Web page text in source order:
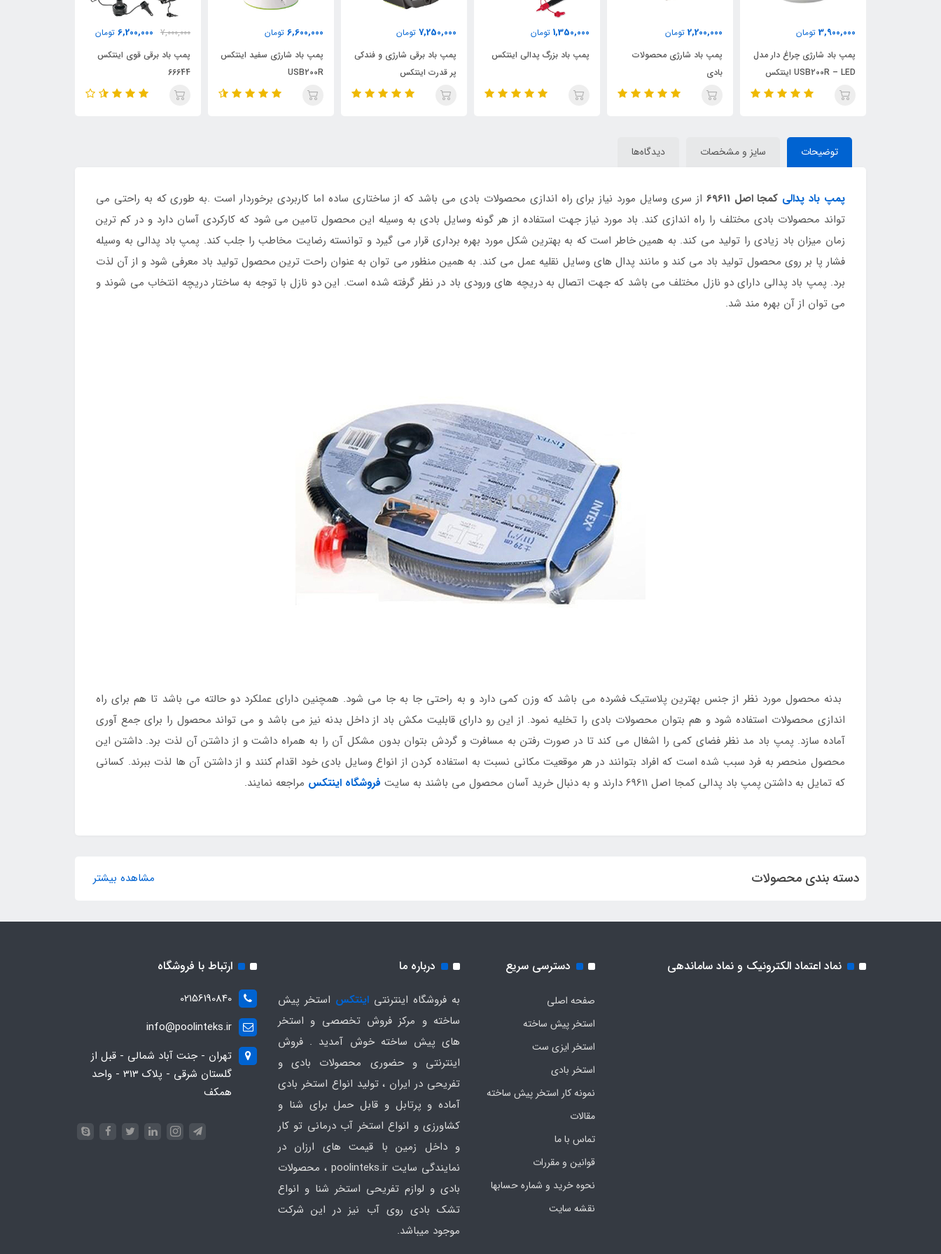
2,200,000 تومان
پمپ باد شارژی محصولات
بادی
1,350,000 تومان
پمپ باد بزرگ پدالی اینتکس
7,250,000 تومان
پمپ باد برقی شارژی و فندکی
6,600,000 تومان
پمپ باد شارژی سفید اینتکس
USB200R
7,000,000
6,200,000
پمپ باد برقی قوی اینتکس
66644
350,000 تومان
پمپ باد دستی تک حالته
اینتکس 69613
توضیحات سایز و مشخصات دیدگاه‌ها
پمپ باد پدالی کمجا اصل 69611
از سری وسایل مورد نیاز برای راه اندازی محصولات بادی می باشد که از ساختاری ساده اما کاربردی برخوردار است .به طوری که به راحتی می
تواند محصولات بادی مختلف را راه اندازی کند. باد مورد نیاز جهت استفاده از هر گونه وسایل بادی به وسیله این محصول تامین می شود که کارکردی آسان دارد و در کم ترین
زمان میزان باد زیادی را تولید می کند. به همین خاطر است که به بهترین شکل مورد بهره برداری قرار می گیرد و توانسته رضایت مخاطب را جلب کند. پمپ باد پدالی به وسیله
فشار پا بر روی محصول تولید باد می کند و مانند پدال های وسایل نقلیه عمل می کند. به همین منظور می توان به عنوان راحت ترین محصول تولید باد معرفی شود و از آن لذت
برد. پمپ باد پدالی دارای دو نازل مختلف می باشد که جهت اتصال به دریچه های ورودی باد در نظر گرفته شده است. این دو نازل با توجه به ساختار دریچه انتخاب می شوند و
می توان از آن بهره مند شد.
بدنه محصول مورد نظر از جنس بهترین پلاستیک فشرده می باشد که وزن کمی دارد و به راحتی جا به جا می شود. همچنین دارای عملکرد دو حالته می باشد تا هم برای راه
اندازی محصولات استفاده شود و هم بتوان محصولات بادی را تخلیه نمود. از این رو دارای قابلیت مکش باد از داخل بدنه نیز می باشد و می تواند محصول را برای جمع آوری
آماده سازد. پمپ باد مد نظر فضای کمی را اشغال می کند تا در صورت رفتن به مسافرت و گردش بتوان بدون مشکل آن را به همراه داشت و از داشتن آن لذت برد. داشتن این
محصول منحصر به فرد سبب شده است که افراد بتوانند در هر موقعیت مکانی نسبت به استفاده کردن از انواع وسایل بادی خود اقدام کنند و از داشتن آن ها لذت ببرند. کسانی
که تمایل به داشتن پمپ باد پدالی کمجا اصل 69611 دارند و به دنبال خرید آسان محصول می باشند به سایت
فروشگاه اینتکس مراجعه نمایند.
دسته بندی محصولات مشاهده بیشتر
نماد اعتماد الکترونیک و نماد ساماندهی دسترسی سریع
صفحه اصلی
استخر پیش ساخته
استخر ایزی ست
استخر بادی
نمونه کار استخر پیش ساخته
مقالات
تماس با ما
قوانین و مقررات
نحوه خرید و شماره حسابها
نقشه سایت
درباره ما
به فروشگاه اینترنتی اینتکس استخر پیش
ساخته و مرکز فروش تخصصی و استخر
های پیش ساخته خوش آمدید . فروش
اینترنتی و حضوری محصولات بادی و
تفریحی در ایران ، تولید انواع استخر بادی
آماده و پرتابل و قابل حمل برای شنا و
کشاورزی و انواع استخر آب درمانی تو کار
و داخل زمین با قیمت های ارزان در
نمایندگی سایت poolinteks.ir ، محصولات
بادی و لوازم تفریحی استخر شنا و انواع
تشک بادی روی آب نیز در این شرکت
موجود میباشد.
ارتباط با فروشگاه
02156190840
info@poolinteks.ir
تهران - جنت آباد شمالی - قبل از
گلستان شرقی - پلاک 313 - واحد
همکف